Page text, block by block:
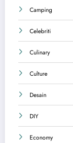
Camping
Celebriti
Culinary
Culture
Desain
DIY
Economy